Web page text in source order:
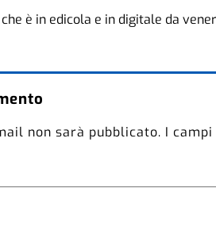
è in edicola e in digitale da
non sarà pubblicato. I